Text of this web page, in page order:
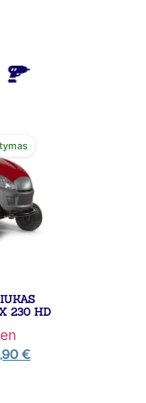
230 HD
€